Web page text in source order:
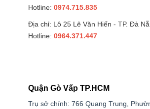
Hotline: 0974.715.835
Địa chỉ: Lô 25 Lê Văn Hiến - TP. Đà
Hotline: 0964.371.447
Quận Gò Vấp TP.HCM
Trụ sở chính: 766 Quang Trung,